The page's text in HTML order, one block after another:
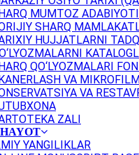
MUMTOZ
SHARQ
HUJJATLARNI
QO‘LYOZMALARI
VA
VA
ZALI
YANGILIKLAR